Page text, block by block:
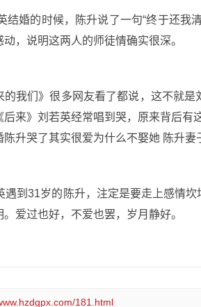
结婚的时候，陈升说了一句“终于还我
，说明这两人的师徒情确实很深。
的我们》很多网友看了都说，这不就
来》刘若英经常唱到哭，原来背后有
遇到31岁的陈升，注定是要走上感情
爱过也好，不爱也罢，岁月静好。
181.html